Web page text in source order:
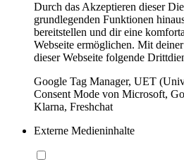
Durch das Akzeptieren dieser
grundlegenden Funktionen
bereitstellen und dir eine
Webseite ermöglichen. Mit
dieser Webseite folgende
Google Tag Manager, UET
Consent Mode von Microsoft,
Klarna, Freshchat
Externe Medieninhalte